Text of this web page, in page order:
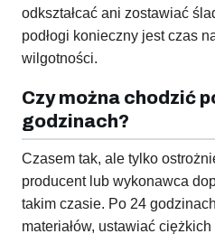
odkształcać ani zostawiać
podłogi konieczny jest czas
wilgotności.
Czy można chodzić
godzinach?
Czasem tak, ale tylko
producent lub wykonawca
takim czasie. Po 24
materiałów, ustawiać